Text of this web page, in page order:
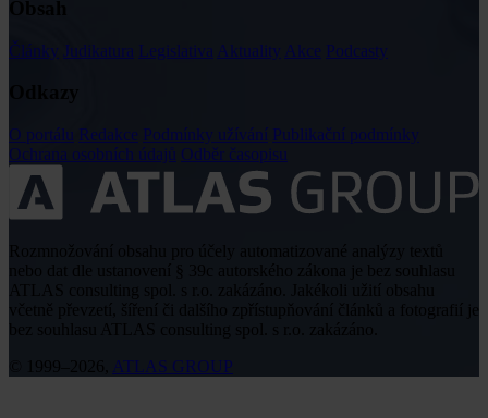
Články Judikatura Legislativa Aktuality Akce Podcasty
O portálu Redakce Podmínky užívání Publikační podmínky
Ochrana osobních údajů Odběr časopisu
včetně převzetí, šíření či dalšího zpřístupňování článků a fotografií je
ATLAS GROUP